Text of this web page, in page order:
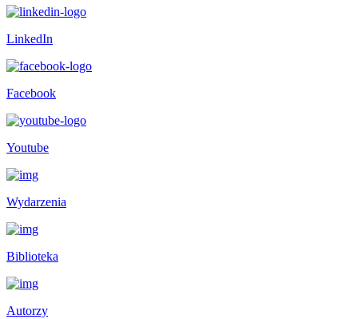
LinkedIn
Facebook
Youtube
Wydarzenia
Biblioteka
Autorzy